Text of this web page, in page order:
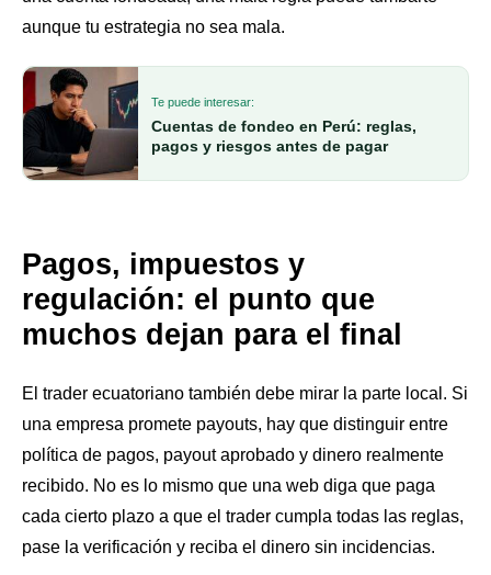
aunque tu estrategia no sea mala.
Te puede interesar:
Cuentas de fondeo en Perú: reglas,
pagos y riesgos antes de pagar
Pagos, impuestos y
regulación: el punto que
muchos dejan para el final
El trader ecuatoriano también debe mirar la parte local. Si
una empresa promete payouts, hay que distinguir entre
política de pagos, payout aprobado y dinero realmente
recibido. No es lo mismo que una web diga que paga
cada cierto plazo a que el trader cumpla todas las reglas,
pase la verificación y reciba el dinero sin incidencias.